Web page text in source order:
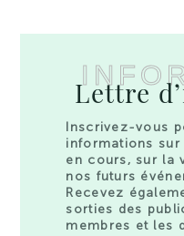
Lettre
Inscrivez-vous
informations sur
en cours, sur la
nos futurs
Recevez
sorties des
membres et les